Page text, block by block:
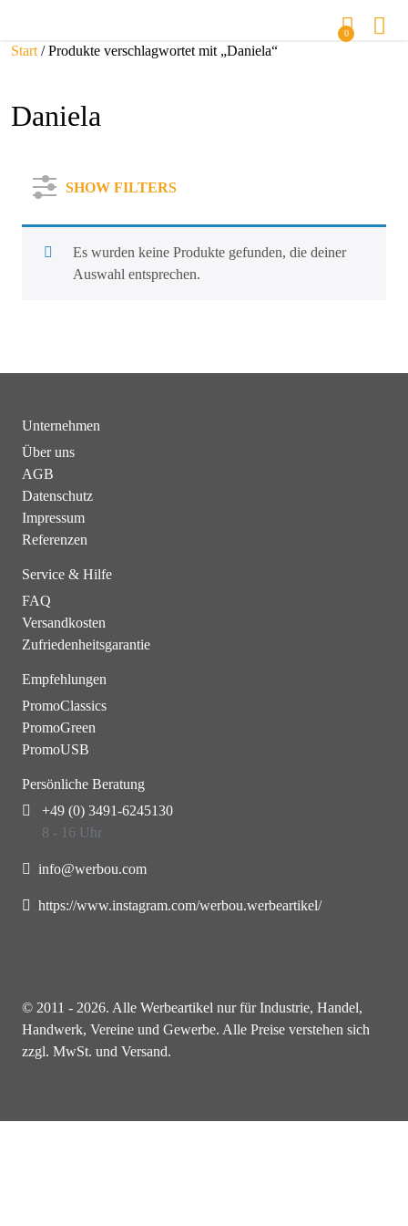
0
Start / Produkte verschlagwortet mit „Daniela“
Daniela
SHOW FILTERS
Es wurden keine Produkte gefunden, die deiner
Auswahl entsprechen.
Unternehmen
Über uns
AGB
Datenschutz
Impressum
Referenzen
Service & Hilfe
FAQ
Versandkosten
Zufriedenheitsgarantie
Empfehlungen
PromoClassics
PromoGreen
PromoUSB
Persönliche Beratung
+49 (0) 3491-6245130
8 - 16 Uhr
info@werbou.com
https://www.instagram.com/werbou.werbeartikel/
© 2011 - 2026. Alle Werbeartikel nur für Industrie, Handel,
Handwerk, Vereine und Gewerbe. Alle Preise verstehen sich
zzgl. MwSt. und Versand.